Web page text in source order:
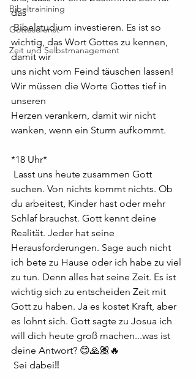
Bibeltrainining
Gottesdienst
Zeit und Selbstmanagement
das
Bibelstudium investieren. Es ist so
wichtig, das Wort Gottes zu kennen,
damit wir
uns nicht vom Feind täuschen lassen!
Wir müssen die Worte Gottes tief in
unseren
Herzen verankern, damit wir nicht
wanken, wenn ein Sturm aufkommt.
*18 Uhr*
suchen. Von nichts kommt nichts. Ob
du arbeitest, Kinder hast oder mehr
Schlaf brauchst. Gott kennt deine
Realität. Jeder hat seine
Herausforderungen. Sage auch nicht
ich bete zu Hause oder ich habe zu viel
zu tun. Denn alles hat seine Zeit. Es ist
wichtig sich zu entscheiden Zeit mit
Gott zu haben. Ja es kostet Kraft, aber
es lohnt sich. Gott sagte zu Josua ich
will dich heute groß machen...was ist
deine Antwort? 😊🙏🏽🔥
Sei dabei‼